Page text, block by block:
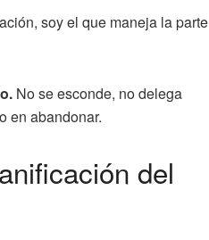
soy el que maneja la parte
No se esconde, no delega
en abandonar.
del